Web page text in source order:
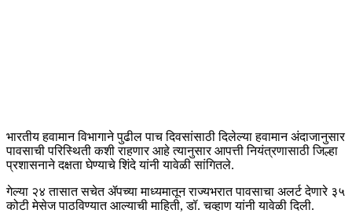
भारतीय हवामान विभागाने पुढील पाच दिवसांसाठी दिलेल्या हवामान अंदाजानुसार
पावसाची परिस्थिती कशी राहणार आहे त्यानुसार आपत्ती नियंत्रणासाठी जिल्हा
प्रशासनाने दक्षता घेण्याचे शिंदे यांनी यावेळी सांगितले.
गेल्या २४ तासात सचेत ॲपच्या माध्यमातून राज्यभरात पावसाचा अलर्ट देणारे ३५
कोटी मेसेज पाठविण्यात आल्याची माहिती, डॉ. चव्हाण यांनी यावेळी दिली.